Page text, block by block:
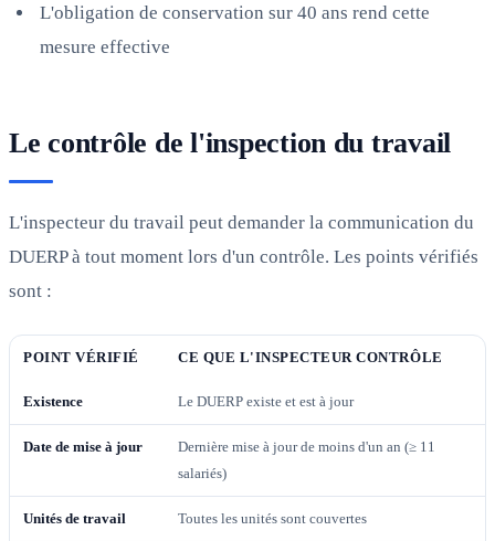
L'obligation de conservation sur 40 ans rend cette
mesure effective
Le contrôle de l'inspection du travail
L'inspecteur du travail peut demander la communication du
DUERP à tout moment lors d'un contrôle. Les points vérifiés
sont :
POINT VÉRIFIÉ CE QUE L'INSPECTEUR CONTRÔLE
Existence Le DUERP existe et est à jour
Date de mise à jour
Dernière mise à jour de moins d'un an (≥ 11
salariés)
Unités de travail Toutes les unités sont couvertes